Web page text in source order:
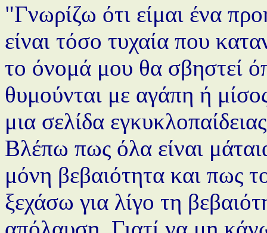
"Γνωρίζω ότι είμαι ένα
είναι τόσο τυχαία που
το όνομά μου θα σβηστεί
θυμούνται με αγάπη ή
μια σελίδα
Βλέπω πως όλα είναι
μόνη βεβαιότητα και πως
ξεχάσω για λίγο τη